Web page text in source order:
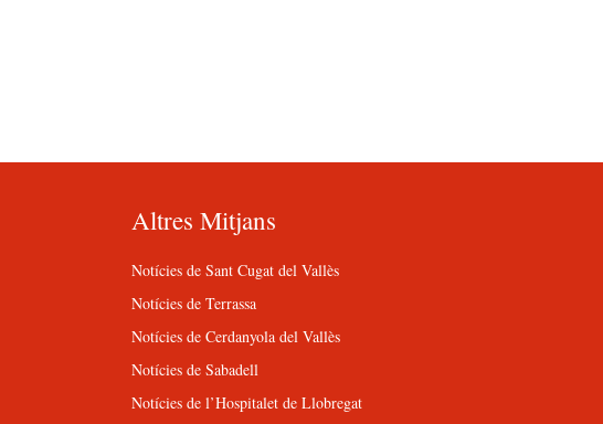
Altres Mitjans
Notícies de Sant Cugat del Vallès
Notícies de Terrassa
Notícies de Cerdanyola del Vallès
Notícies de Sabadell
Notícies de l’Hospitalet de Llobregat